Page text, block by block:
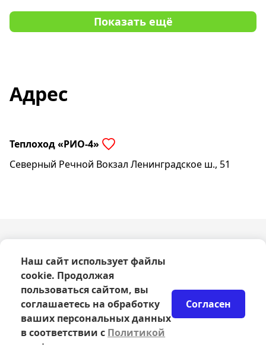
Показать ещё
Адрес
Теплоход «РИО-4»
Северный Речной Вокзал Ленинградское ш., 51
Оферта
Политика конфиденциальности
Согласие на обработку персональных данных
Правила возврата билетов
Возврат билетов
Организаторам
© 2024-2026 ООО Сцена
Наш сайт использует файлы
cookie. Продолжая
пользоваться сайтом, вы
соглашаетесь на обработку
ваших персональных данных
в соответствии с Политикой
Согласен